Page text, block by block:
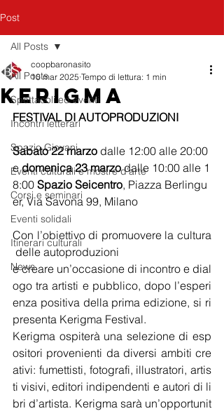
Post
All Posts
Spettacoli ed eventi
Incontri letterari
Spazio Giovani
Eventi culturali e mostre d'arte
Corsi e seminari
Eventi solidali
Itinerari culturali
News
All Posts
KERIGMA
coopbaronasito
10 mar 2025 Tempo di lettura: 1 min
FESTIVAL DI AUTOPRODUZIONI
Sabato 22 marzo dalle 12:00 alle 20:00
e domenica 23 marzo dalle 10:00 alle 1
8:00 Spazio Seicentro, Piazza Berlingu
er, Via Savona 99, Milano
Con l’obiettivo di promuovere la cultura
delle autoproduzioni
e creare un’occasione di incontro e dial
ogo tra artisti e pubblico, dopo l’esperi
enza positiva della prima edizione, si ri
presenta Kerigma Festival.
Kerigma ospiterà una selezione di esp
ositori provenienti da diversi ambiti cre
ativi: fumettisti, fotografi, illustratori, artis
ti visivi, editori indipendenti e autori di li
bri d’artista. Kerigma sarà un’opportunit